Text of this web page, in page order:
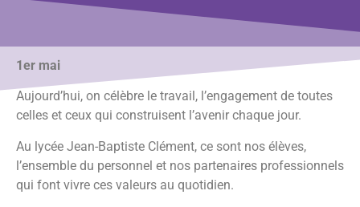
1er mai
Aujourd’hui, on célèbre le travail, l’engagement de toutes
celles et ceux qui construisent l’avenir chaque jour.
Au lycée Jean-Baptiste Clément, ce sont nos élèves,
l’ensemble du personnel et nos partenaires professionnels
qui font vivre ces valeurs au quotidien.